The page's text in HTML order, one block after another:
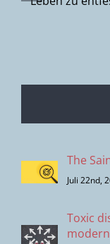
The
Juli 22nd,
Toxic